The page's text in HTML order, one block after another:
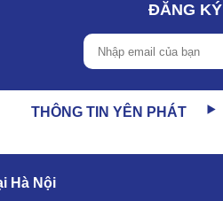
thuận tiện khi thao tác
cho người điều khiển.
ĐĂNG
THÔNG TIN YÊN PHÁT
Hà Nội